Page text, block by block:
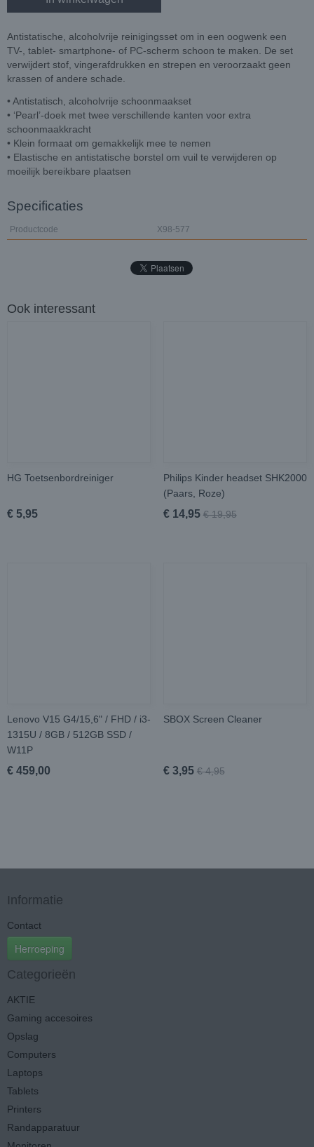
Antistatische, alcoholvrije reinigingsset om in een oogwenk een
TV-, tablet- smartphone- of PC-scherm schoon te maken. De set
verwijdert stof, vingerafdrukken en strepen en veroorzaakt geen
krassen of andere schade.
• Antistatisch, alcoholvrije schoonmaakset
• ‘Pearl’-doek met twee verschillende kanten voor extra
schoonmaakkracht
• Klein formaat om gemakkelijk mee te nemen
• Elastische en antistatische borstel om vuil te verwijderen op
moeilijk bereikbare plaatsen
Specificaties
Productcode X98-577
Ook interessant
HG Toetsenbordreiniger
€ 5,95
Philips Kinder headset SHK2000
(Paars, Roze)
€ 14,95 € 19,95
Lenovo V15 G4/15,6" / FHD / i3-
1315U / 8GB / 512GB SSD /
W11P
€ 459,00
SBOX Screen Cleaner
€ 3,95 € 4,95
Informatie
Contact
Herroeping
Categorieën
AKTIE
Gaming accesoires
Opslag
Computers
Laptops
Tablets
Printers
Randapparatuur